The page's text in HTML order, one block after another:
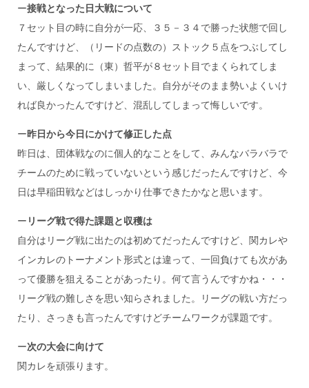
ー接戦となった日大戦について
７セット目の時に自分が一応、３５－３４で勝った状態で回し
たんですけど、（リードの点数の）ストック５点をつぶしてし
まって、結果的に（東）哲平が８セット目でまくられてしま
い、厳しくなってしまいました。自分がそのまま勢いよくいけ
れば良かったんですけど、混乱してしまって悔しいです。
ー昨日から今日にかけて修正した点
昨日は、団体戦なのに個人的なことをして、みんなバラバラで
チームのために戦っていないという感じだったんですけど、今
日は早稲田戦などはしっかり仕事できたかなと思います。
ー リーグ戦で得た課題と収穫は
自分はリーグ戦に出たのは初めてだったんですけど、関カレや
インカレのトーナメント形式とは違って、一回負けても次があ
って優勝を狙えることがあったり。何て言うんですかね・・・
リーグ戦の難しさを思い知らされました。リーグの戦い方だっ
たり、さっきも言ったんですけどチームワークが課題です。
ー次の大会に向けて
関カレを頑張ります。